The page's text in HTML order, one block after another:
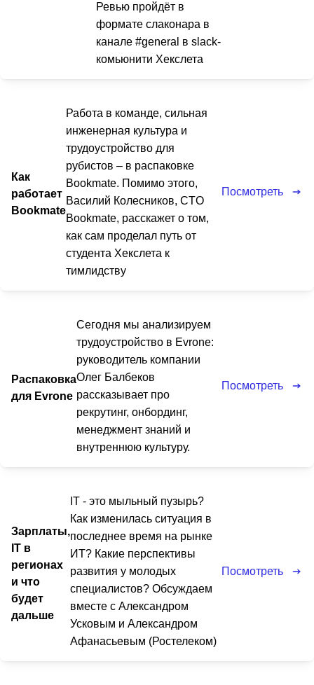
Ревью пройдёт в
формате слаконара в
канале #general в slack-
комьюнити Хекслета
Как
работает
Bookmate
Работа в команде, сильная
инженерная культура и
трудоустройство для
рубистов – в распаковке
Bookmate. Помимо этого,
Василий Колесников, CTO
Bookmate, расскажет о том,
как сам проделал путь от
студента Хекслета к
тимлидству
Посмотреть
Распаковка
для Evrone
Сегодня мы анализируем
трудоустройство в Evrone:
руководитель компании
Олег Балбеков
рассказывает про
рекрутинг, онбординг,
менеджмент знаний и
внутреннюю культуру.
Посмотреть
Зарплаты,
IT в
регионах
и что
будет
дальше
IT - это мыльный пузырь?
Как изменилась ситуация в
последнее время на рынке
ИТ? Какие перспективы
развития у молодых
специалистов? Обсуждаем
вместе с Александром
Усковым и Александром
Афанасьевым (Ростелеком)
Посмотреть